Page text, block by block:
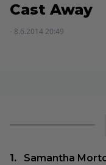
Cast Away
- 8.6.2014 20:49
Samantha